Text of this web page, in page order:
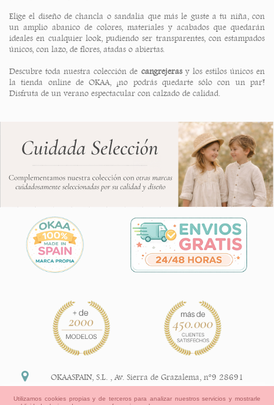
Elige el diseño de chancla o sandalia que más le guste a tu niña, con
un amplio abanico de colores, materiales y acabados que quedarán
ideales en cualquier look, pudiendo ser transparentes, con estampados
únicos, con lazo, de flores, atadas o abiertas.
Descubre toda nuestra colección de cangrejeras y los estilos únicos en
la tienda online de OKAA, ¡no podrás quedarte sólo con un par!
Disfruta de un verano espectacular con calzado de calidad.
OKAASPAIN, S.L. ,Av. Sierra de Grazalema, nº9 28691
Utilizamos cookies propias y de terceros para analizar nuestros servicios y mostrarle